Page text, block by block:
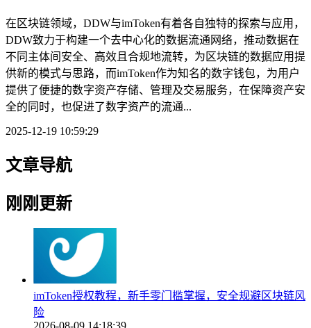
在区块链领域，DDW与imToken有着各自独特的探索与应用，
DDW致力于构建一个去中心化的数据流通网络，推动数据在
不同主体间安全、高效且合规地流转，为区块链的数据应用提
供新的模式与思路，而imToken作为知名的数字钱包，为用户
提供了便捷的数字资产存储、管理及交易服务，在保障资产安
全的同时，也促进了数字资产的流通...
2025-12-19 10:59:29
文章导航
刚刚更新
imToken授权教程，新手零门槛掌握，安全规避区块链风
险
2026-08-09 14:18:39